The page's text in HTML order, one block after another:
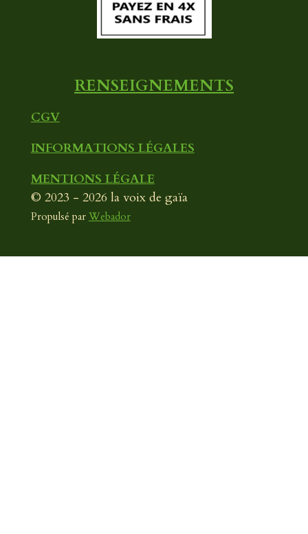
o
k
e
a
RENSEIGNEMENTS
CGV
INFORMATIONS LÉGALES
MENTIONS LÉGALE
© 2023 - 2026 la voix de gaïa
Propulsé par Webador